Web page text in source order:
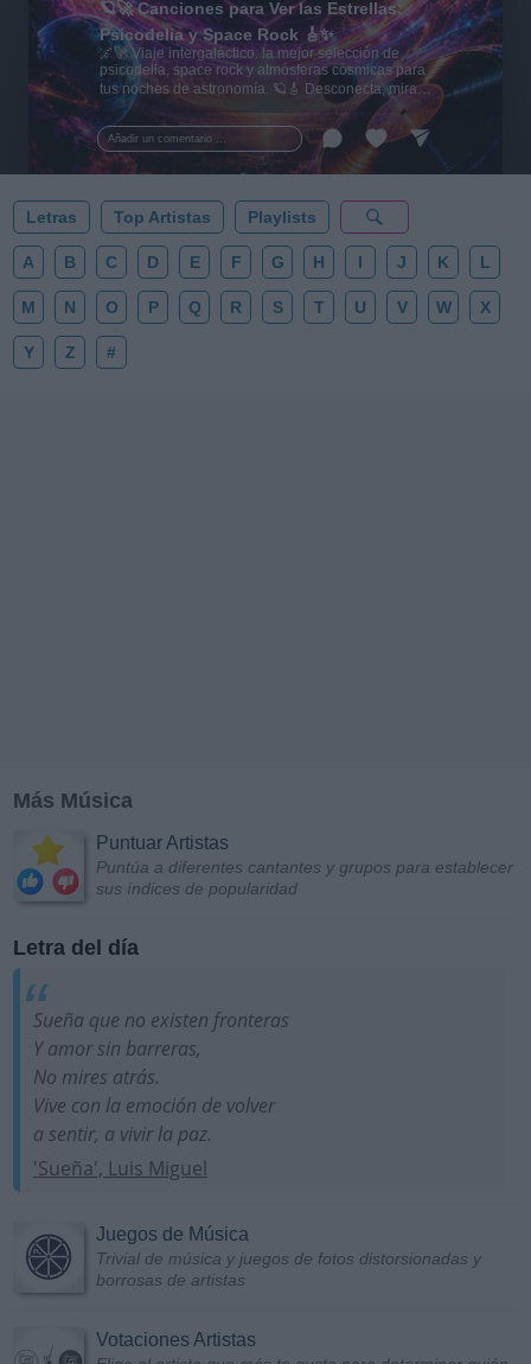
Añadir un comentario ...
🪐🚀 Canciones para Ver las Estrellas:
Psicodelia y Space Rock 🎸✨
🌌🚀 Viaje intergaláctico: la mejor selección de
psicodelia, space rock y atmósferas cósmicas para
tus noches de astronomía. 🪐🎸 Desconecta, mira
al firmamento y siente la gravedad cero. 💾 ¡Guarda
esta colección para tu próxima noche estrellada!
✨⭐
Letras Top Artistas Playlists
A B C D E F G H I J K L
M N O P Q R S T U V W X
Y Z #
Más Música
Puntuar Artistas
Puntúa a diferentes cantantes y grupos para establecer
sus índices de popularidad
Letra del día
Sueña que no existen fronteras
Y amor sin barreras,
No mires atrás.
Vive con la emoción de volver
a sentir, a vivir la paz.
'Sueña', Luis Miguel
Juegos de Música
Trivial de música y juegos de fotos distorsionadas y
borrosas de artistas
Votaciones Artistas